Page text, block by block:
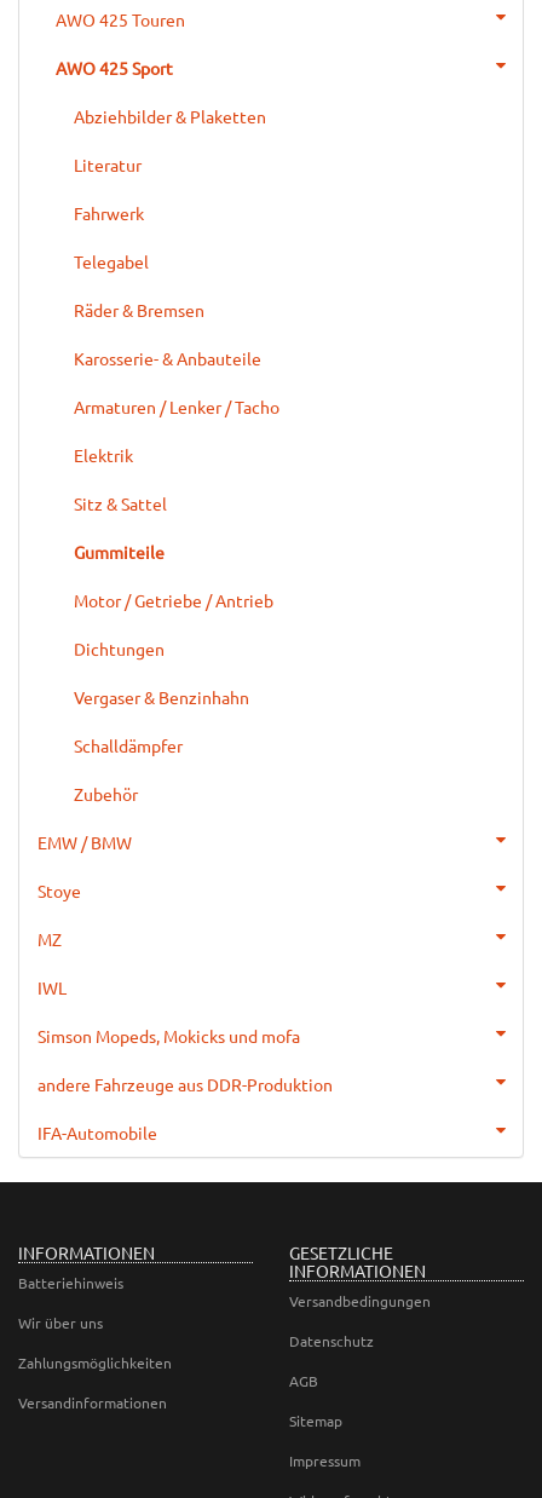
AWO 425 Touren
AWO 425 Sport
Abziehbilder & Plaketten
Literatur
Fahrwerk
Telegabel
Räder & Bremsen
Karosserie- & Anbauteile
Armaturen / Lenker / Tacho
Elektrik
Sitz & Sattel
Gummiteile
Motor / Getriebe / Antrieb
Dichtungen
Vergaser & Benzinhahn
Schalldämpfer
Zubehör
EMW / BMW
Stoye
MZ
IWL
Simson Mopeds, Mokicks und mofa
andere Fahrzeuge aus DDR-Produktion
IFA-Automobile
INFORMATIONEN
Batteriehinweis
Wir über uns
Zahlungsmöglichkeiten
Versandinformationen
GESETZLICHE
INFORMATIONEN
Versandbedingungen
Datenschutz
AGB
Sitemap
Impressum